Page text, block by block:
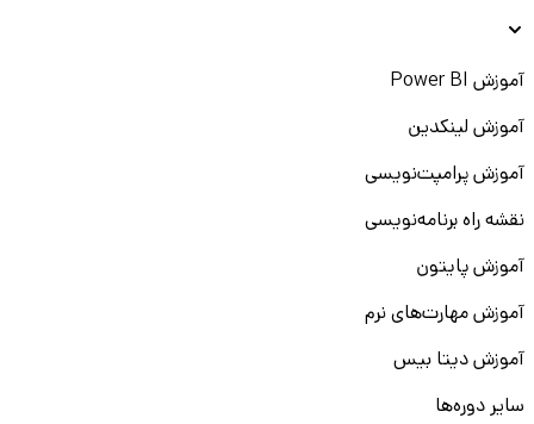
آموزش Power BI
آموزش لینکدین
آموزش پرامپت‌نویسی
نقشه راه برنامه‌نویسی
آموزش پایتون
آموزش مهارت‌های نرم
آموزش دیتا بیس
سایر دوره‌ها